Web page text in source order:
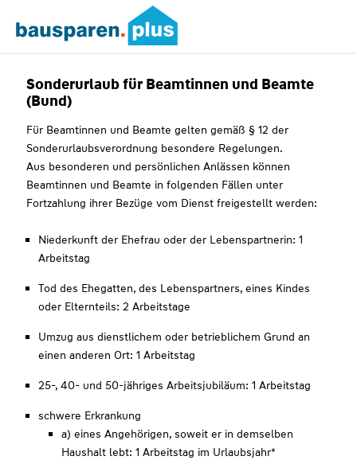
Sonderurlaub für Beamtinnen und Beamte
(Bund)
Für Beamtinnen und Beamte gelten gemäß § 12 der
Sonderurlaubsverordnung besondere Regelungen.
Aus besonderen und persönlichen Anlässen können
Beamtinnen und Beamte in folgenden Fällen unter
Fortzahlung ihrer Bezüge vom Dienst freigestellt werden:
Niederkunft der Ehefrau oder der Lebenspartnerin: 1
Arbeitstag
Tod des Ehegatten, des Lebenspartners, eines Kindes
oder Elternteils: 2 Arbeitstage
Umzug aus dienstlichem oder betrieblichem Grund an
einen anderen Ort: 1 Arbeitstag
25-, 40- und 50-jähriges Arbeitsjubiläum: 1 Arbeitstag
schwere Erkrankung
a) eines Angehörigen, soweit er in demselben
Haushalt lebt: 1 Arbeitstag im Urlaubsjahr*